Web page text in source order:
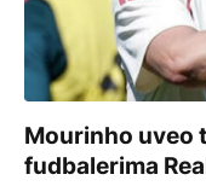
Mourinho uveo
fudbalerima